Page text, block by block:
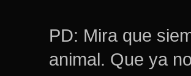
PD: Mira que
animal. Que ya